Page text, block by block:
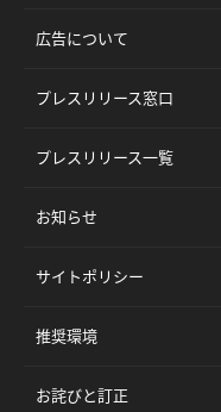
広告について
プレスリリース窓口
プレスリリース一覧
お知らせ
サイトポリシー
推奨環境
お詫びと訂正